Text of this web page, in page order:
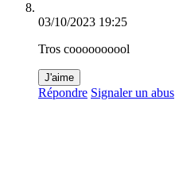
03/10/2023 19:25
Tros coooooooool
J'aime
Répondre Signaler un abus